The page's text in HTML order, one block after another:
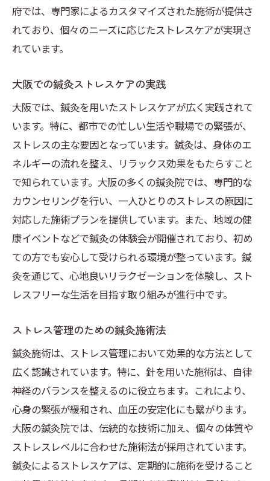
府では、専門家によるカスタマイズされた施術が提供さ
れており、個々のニーズに応じたストレスケアが実現さ
れています。
大阪での鍼灸ストレスケアの実践
大阪では、鍼灸を用いたストレスケアが広く実践されて
います。特に、都市での忙しい生活や職場での緊張が、
ストレスの主な要因となっています。鍼灸は、身体のエ
ネルギーの流れを整え、リラックス効果をもたらすこと
で知られています。大阪の多くの鍼灸院では、専門的な
カウンセリングを行い、一人ひとりのストレスの原因に
対応した施術プランを提供しています。また、地域の健
康イベントなどで鍼灸の体験会が開催されており、初め
ての方でも安心して受けられる環境が整っています。鍼
灸を通じて、心地良いリラクゼーションを体験し、スト
レスフリーな生活を目指す取り組みが進行中です。
ストレス管理のための鍼灸施術法
鍼灸施術は、ストレス管理において効果的な方法として
広く認識されています。特に、針を用いた施術は、自律
神経のバランスを整えるのに役立ちます。これにより、
心身の緊張が緩和され、血圧の安定化にも繋がります。
大阪の鍼灸院では、伝統的な技術に加え、個々の体質や
ストレスレベルに合わせた施術法が採用されています。
鍼灸によるストレスケアは、定期的に施術を受けること